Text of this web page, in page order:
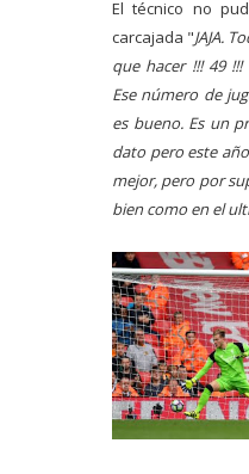
El técnico no
carcajada "JAJA.
que hacer !!! 49
Ese número de
es bueno. Es un
dato pero este
mejor, pero por
bien como en el